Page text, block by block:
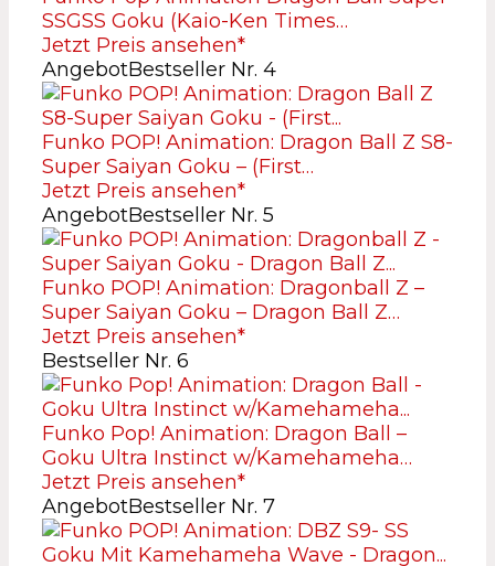
SSGSS Goku (Kaio-Ken Times…
Jetzt Preis ansehen*
AngebotBestseller Nr. 4
Funko POP! Animation: Dragon Ball Z S8-
Super Saiyan Goku – (First…
Jetzt Preis ansehen*
AngebotBestseller Nr. 5
Funko POP! Animation: Dragonball Z –
Super Saiyan Goku – Dragon Ball Z…
Jetzt Preis ansehen*
Bestseller Nr. 6
Funko Pop! Animation: Dragon Ball –
Goku Ultra Instinct w/Kamehameha…
Jetzt Preis ansehen*
AngebotBestseller Nr. 7